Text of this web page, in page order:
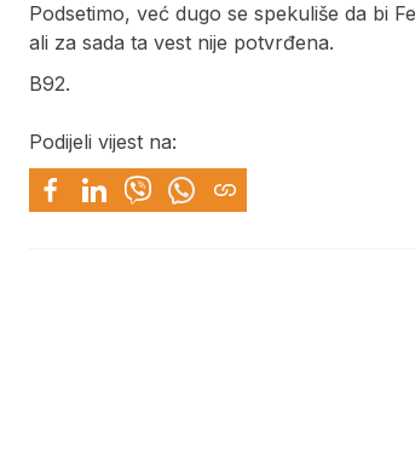
Podsetimo, već dugo se spekuliše da bi
ali za sada ta vest nije potvrđena.
B92.
Podijeli vijest na: